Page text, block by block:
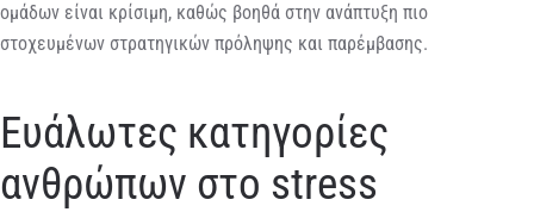
ομάδων είναι κρίσιμη, καθώς βοηθά στην ανάπτυξη πιο
στοχευμένων στρατηγικών πρόληψης και παρέμβασης.
Ευάλωτες κατηγορίες
ανθρώπων στο stress